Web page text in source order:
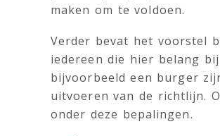
maken om te voldoen.
Verder bevat het voorstel
iedereen die hier belang
bijvoorbeeld een burger
uitvoeren van de richtlijn.
onder deze bepalingen.